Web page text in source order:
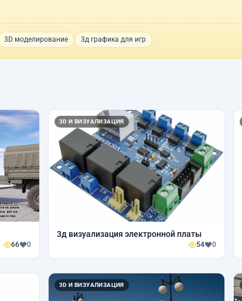
3D моделирование 3д графика для игр
66 0
3D И ВИЗУАЛИЗАЦИЯ
3д визуализация электронной платы
54 0
3D И ВИЗУАЛИЗАЦИЯ